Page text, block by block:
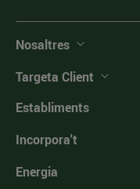
Nosaltres
Targeta Client
Establiments
Incorpora't
Energia